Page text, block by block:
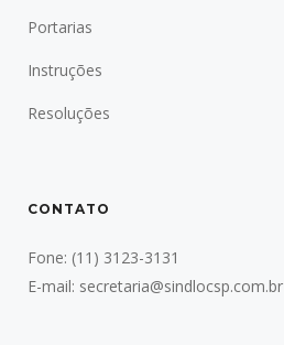
Portarias
Instruções
Resoluções
CONTATO
Fone: (11) 3123-3131
E-mail: secretaria@sindlocsp.com.br